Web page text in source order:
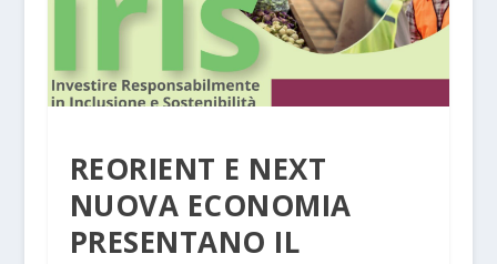
REORIENT E NEXT
NUOVA ECONOMIA
PRESENTANO IL